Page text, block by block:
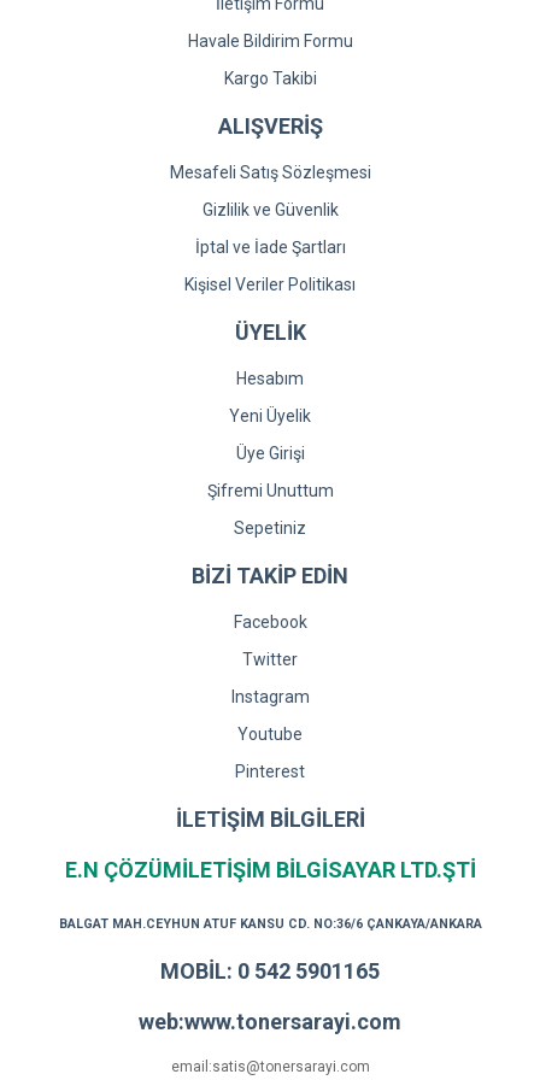
Havale Bildirim Formu
Kargo Takibi
ALIŞVERİŞ
Mesafeli Satış Sözleşmesi
Gizlilik ve Güvenlik
İptal ve İade Şartları
Kişisel Veriler Politikası
ÜYELİK
Hesabım
Yeni Üyelik
Üye Girişi
Şifremi Unuttum
Sepetiniz
BİZİ TAKİP EDİN
Facebook
Twitter
Instagram
Youtube
Pinterest
İLETİŞİM BİLGİLERİ
E.N ÇÖZÜMİLETİŞİM BİLGİSAYAR LTD.ŞTİ
BALGAT MAH.CEYHUN ATUF KANSU CD. NO:36/6 ÇANKAYA/ANKARA
MOBİL: 0 542 5901165
web:www.tonersarayi.com
email:satis@tonersarayi.com